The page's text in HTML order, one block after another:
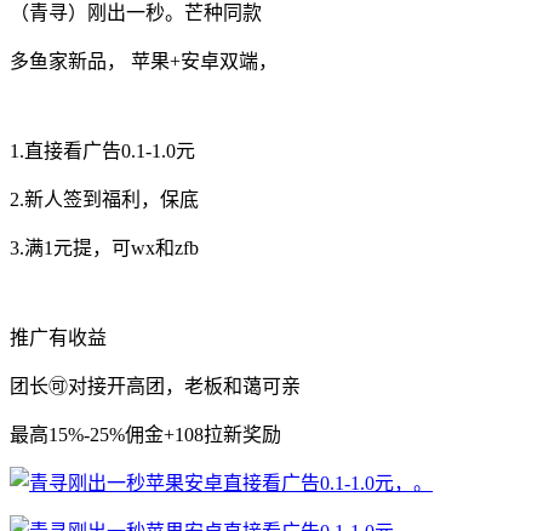
（青寻）刚出一秒。芒种同款
多鱼家新品， 苹果+安卓双端，
1.直接看广告0.1-1.0元
2.新人签到福利，保底
3.满1元提，可wx和zfb
推广有收益
团长🉑对接开高团，老板和蔼可亲
最高15%-25%佣金+108拉新奖励